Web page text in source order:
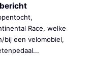
Race, welke
bij een velomobiel,